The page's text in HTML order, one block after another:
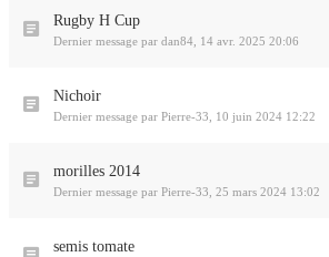
Rugby H Cup
Dernier message par dan84 14 avr. 2025 20:06
Nichoir
Dernier message par Pierre-33 10 juin 2024 12:22
morilles 2014
Dernier message par Pierre-33 25 mars 2024 13:02
semis tomate